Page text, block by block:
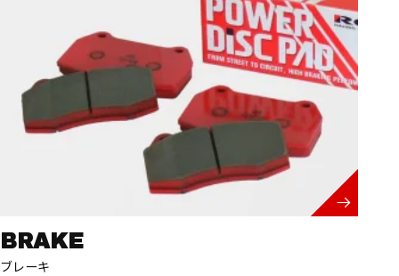
BRAKE
ブレーキ